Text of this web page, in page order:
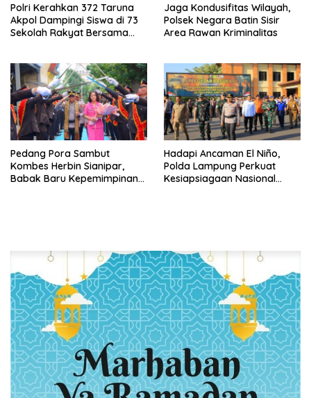
Polri Kerahkan 372 Taruna
Akpol Dampingi Siswa di 73
Sekolah Rakyat Bersama
Jaga Kondusifitas Wilayah,
Polsek Negara Batin Sisir
Area Rawan Kriminalitas
Pedang Pora Sambut
Kombes Herbin Sianipar,
Babak Baru Kepemimpinan
Hadapi Ancaman El Niño,
Polda Lampung Perkuat
Kesiapsiagaan Nasional